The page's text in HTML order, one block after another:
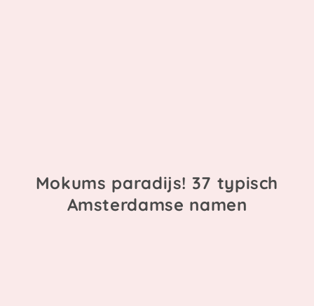
Mokums paradijs! 37 typisch
Amsterdamse namen